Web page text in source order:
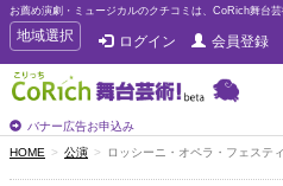
お薦め演劇・ミュージカルのクチコミは、CoRich舞台芸
T
o
g
g
e
n
a
地域選択 ログイン 会員登録
バナー広告お申込み
HOME 公演 ロッシーニ・オペラ・フェステ